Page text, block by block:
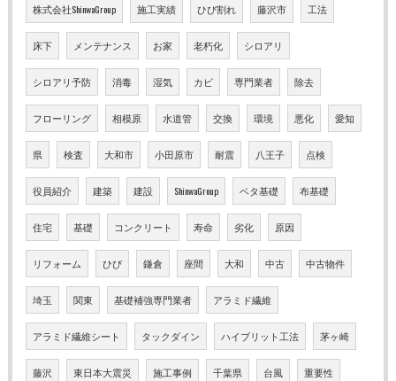
株式会社ShinwaGroup 施工実績 ひび割れ 藤沢市 工法
床下 メンテナンス お家 老朽化 シロアリ
シロアリ予防 消毒 湿気 カビ 専門業者 除去
フローリング 相模原 水道管 交換 環境 悪化 愛知
県 検査 大和市 小田原市 耐震 八王子 点検
役員紹介 建築 建設 ShinwaGroup ベタ基礎 布基礎
住宅 基礎 コンクリート 寿命 劣化 原因
リフォーム ひび 鎌倉 座間 大和 中古 中古物件
埼玉 関東 基礎補強専門業者 アラミド繊維
アラミド繊維シート タックダイン ハイブリット工法 茅ヶ崎
藤沢 東日本大震災 施工事例 千葉県 台風 重要性